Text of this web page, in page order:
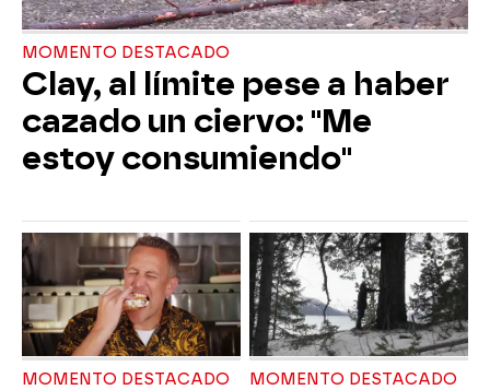
MOMENTO DESTACADO
Clay, al límite pese a haber
cazado un ciervo: "Me
estoy consumiendo"
MOMENTO DESTACADO MOMENTO DESTACADO